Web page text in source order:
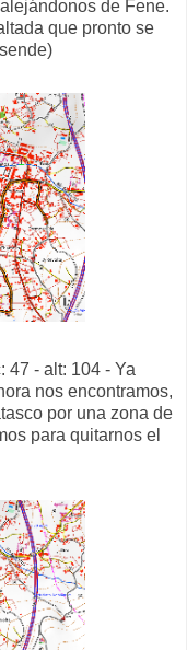
de Fene.
que pronto se
47 - alt: 104 - Ya
nos encontramos,
por una zona de
para quitarnos el